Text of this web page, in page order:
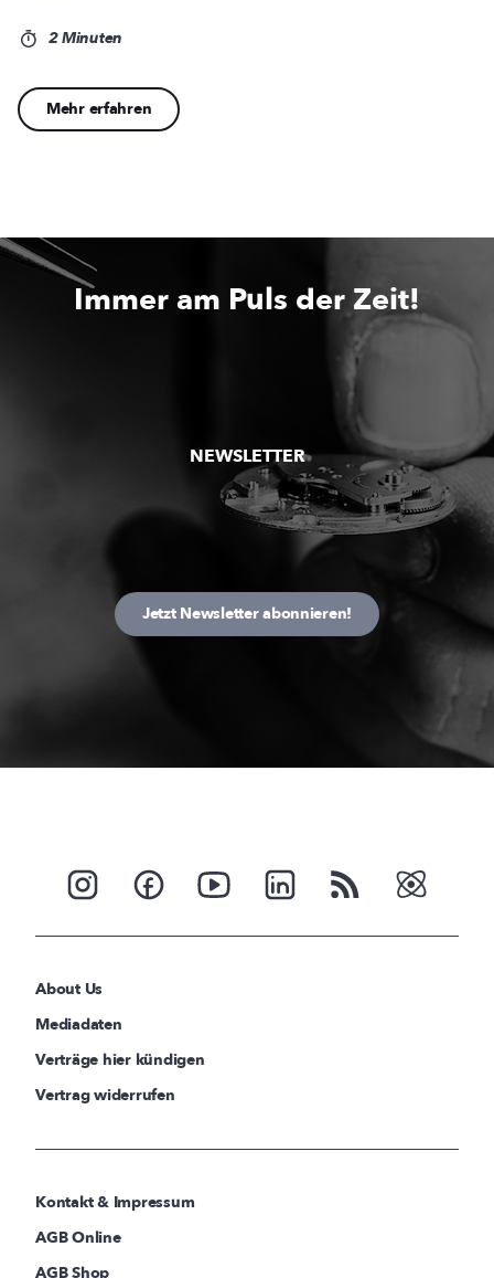
2 Minuten
Mehr erfahren
Immer am Puls der Zeit!
NEWSLETTER
Jetzt Newsletter abonnieren!
About Us
Mediadaten
Verträge hier kündigen
Vertrag widerrufen
Kontakt & Impressum
AGB Online
AGB Shop